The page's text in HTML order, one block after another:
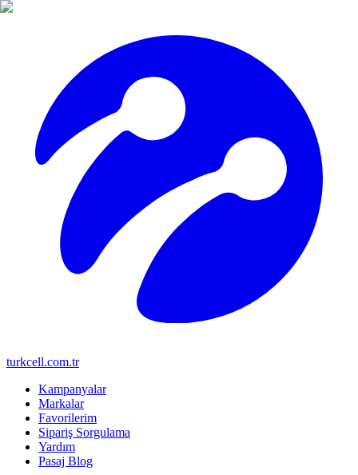
turkcell.com.tr
Kampanyalar
Markalar
Favorilerim
Sipariş Sorgulama
Yardım
Pasaj Blog